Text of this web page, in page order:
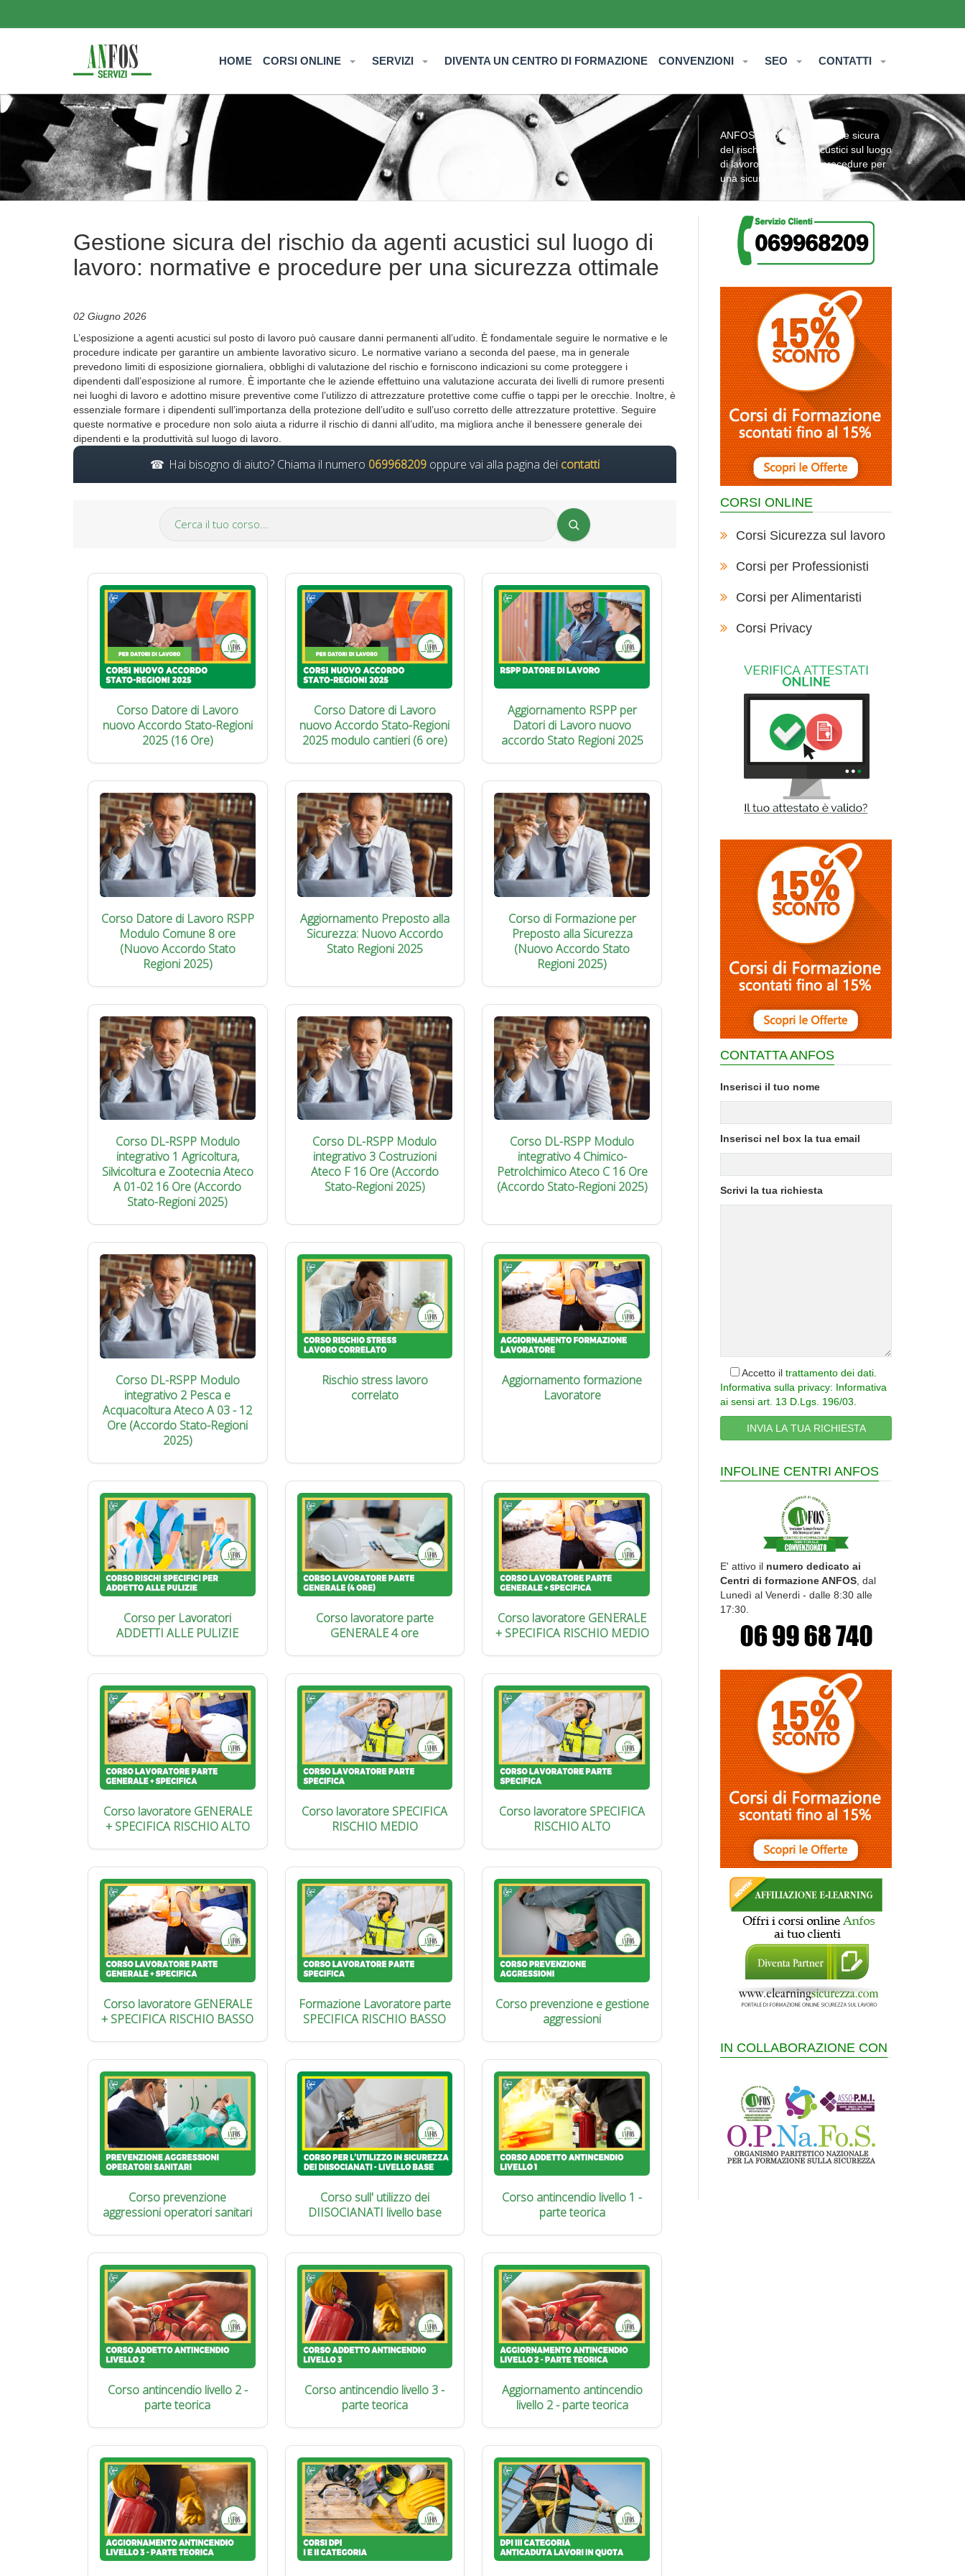
HOME CORSI ONLINE SERVIZI DIVENTA UN CENTRO DI FORMAZIONE CONVENZIONI SEO CONTATTI
ANFOS» Notizie» Gestione sicura
del rischio da agenti acustici sul luogo
di lavoro: normative e procedure per
una sicurezza ottimale
Gestione sicura del rischio da agenti acustici sul luogo di
lavoro: normative e procedure per una sicurezza ottimale
02 Giugno 2026
L’esposizione a agenti acustici sul posto di lavoro può causare danni permanenti all’udito. È fondamentale seguire le normative e le
procedure indicate per garantire un ambiente lavorativo sicuro. Le normative variano a seconda del paese, ma in generale
prevedono limiti di esposizione giornaliera, obblighi di valutazione del rischio e forniscono indicazioni su come proteggere i
dipendenti dall’esposizione al rumore. È importante che le aziende effettuino una valutazione accurata dei livelli di rumore presenti
nei luoghi di lavoro e adottino misure preventive come l’utilizzo di attrezzature protettive come cuffie o tappi per le orecchie. Inoltre, è
essenziale formare i dipendenti sull’importanza della protezione dell’udito e sull’uso corretto delle attrezzature protettive. Seguire
queste normative e procedure non solo aiuta a ridurre il rischio di danni all’udito, ma migliora anche il benessere generale dei
dipendenti e la produttività sul luogo di lavoro.
Hai bisogno di aiuto? Chiama il numero 069968209 oppure vai alla pagina dei contatti
Corso Datore di Lavoro
nuovo Accordo Stato-Regioni
2025 (16 Ore)
Corso Datore di Lavoro
nuovo Accordo Stato-Regioni
2025 modulo cantieri (6 ore)
Aggiornamento RSPP per
Datori di Lavoro nuovo
accordo Stato Regioni 2025
Corso Datore di Lavoro RSPP
Modulo Comune 8 ore
(Nuovo Accordo Stato
Regioni 2025)
Aggiornamento Preposto alla
Sicurezza: Nuovo Accordo
Stato Regioni 2025
Corso di Formazione per
Preposto alla Sicurezza
(Nuovo Accordo Stato
Regioni 2025)
Corso DL-RSPP Modulo
integrativo 1 Agricoltura,
Silvicoltura e Zootecnia Ateco
A 01-02 16 Ore (Accordo
Stato-Regioni 2025)
Corso DL-RSPP Modulo
integrativo 3 Costruzioni
Ateco F 16 Ore (Accordo
Stato-Regioni 2025)
Corso DL-RSPP Modulo
integrativo 4 Chimico-
Petrolchimico Ateco C 16 Ore
(Accordo Stato-Regioni 2025)
Corso DL-RSPP Modulo
integrativo 2 Pesca e
Acquacoltura Ateco A 03 - 12
Ore (Accordo Stato-Regioni
2025)
Rischio stress lavoro
correlato
Aggiornamento formazione
Lavoratore
Corso per Lavoratori
ADDETTI ALLE PULIZIE
Corso lavoratore parte
GENERALE 4 ore
Corso lavoratore GENERALE
+ SPECIFICA RISCHIO MEDIO
Corso lavoratore GENERALE
+ SPECIFICA RISCHIO ALTO
Corso lavoratore SPECIFICA
RISCHIO MEDIO
Corso lavoratore SPECIFICA
RISCHIO ALTO
Corso lavoratore GENERALE
+ SPECIFICA RISCHIO BASSO
Formazione Lavoratore parte
SPECIFICA RISCHIO BASSO
Corso prevenzione e gestione
aggressioni
Corso prevenzione
aggressioni operatori sanitari
Corso sull' utilizzo dei
DIISOCIANATI livello base
Corso antincendio livello 1 -
parte teorica
Corso antincendio livello 2 -
parte teorica
Corso antincendio livello 3 -
parte teorica
Aggiornamento antincendio
livello 2 - parte teorica
CORSI ONLINE
Corsi Sicurezza sul lavoro
Corsi per Professionisti
Corsi per Alimentaristi
Corsi Privacy
CONTATTA ANFOS
Inserisci il tuo nome
Inserisci nel box la tua email
Scrivi la tua richiesta
Accetto il trattamento dei dati
Informativa sulla privacy: Informativa
ai sensi art. 13 D.Lgs. 196/03
INFOLINE CENTRI ANFOS
E' attivo il numero dedicato ai
Centri di formazione ANFOS , dal
Lunedì al Venerdi - dalle 8:30 alle
17:30.
IN COLLABORAZIONE CON